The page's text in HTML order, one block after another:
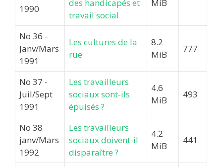
1990
des handicapés et
travail social
MiB
No 36 -
Janv/Mars
1991
Les cultures de la
rue
8.2
MiB
777
No 37 -
Juil/Sept
1991
Les travailleurs
sociaux sont-ils
épuisés ?
4.6
MiB
493
No 38
janv/Mars
1992
Les travailleurs
sociaux doivent-il
disparaître ?
4.2
MiB
441